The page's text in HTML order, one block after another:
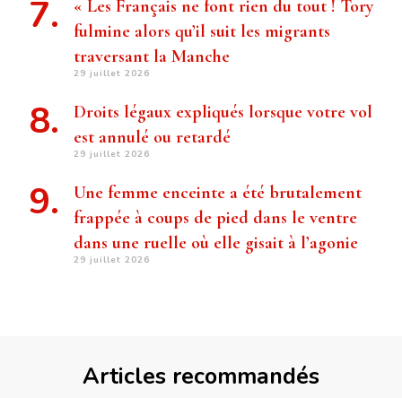
« Les Français ne font rien du tout ! Tory
fulmine alors qu’il suit les migrants
traversant la Manche
29 juillet 2026
Droits légaux expliqués lorsque votre vol
est annulé ou retardé
29 juillet 2026
Une femme enceinte a été brutalement
frappée à coups de pied dans le ventre
dans une ruelle où elle gisait à l’agonie
29 juillet 2026
Articles recommandés